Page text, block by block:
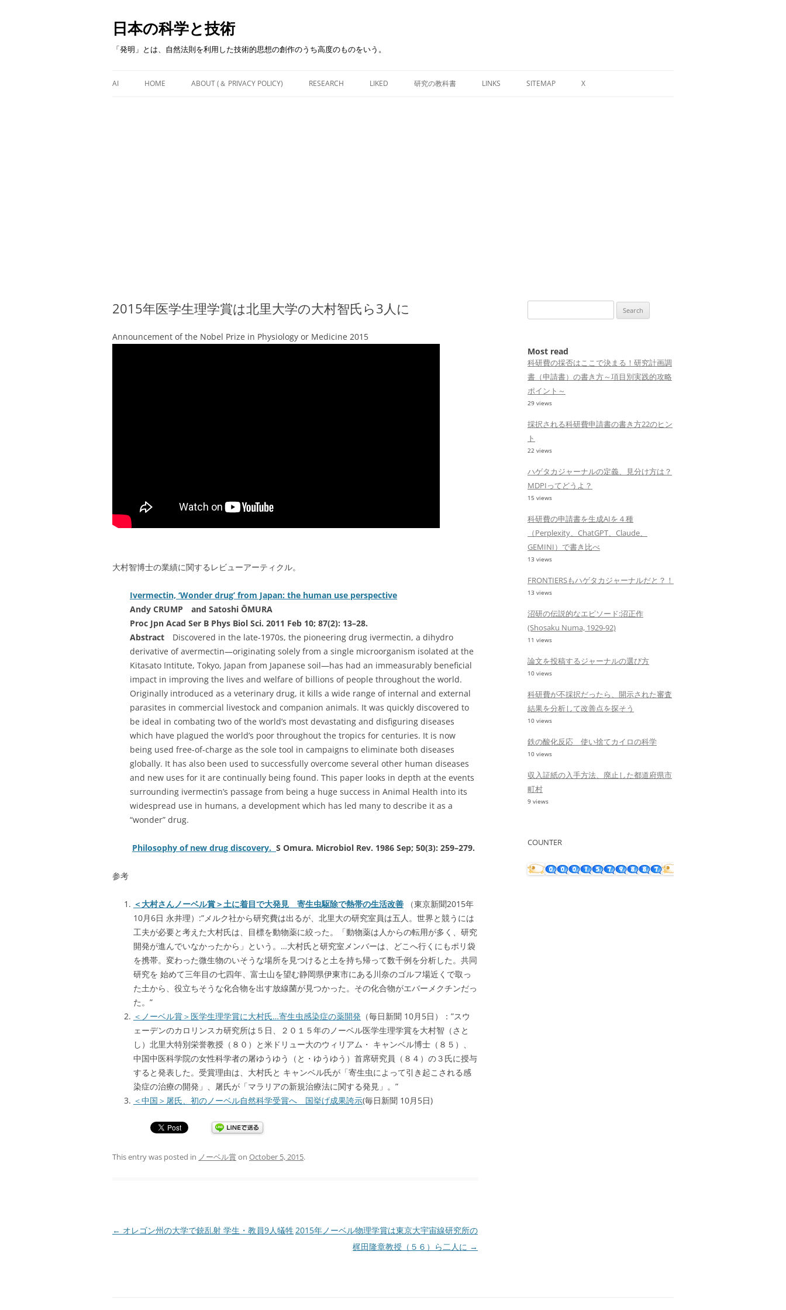
日本の科学と技術
「発明」とは、自然法則を利用した技術的思想の創作のうち高度のものをいう。
content
AI HOME ABOUT (＆ PRIVACY POLICY) RESEARCH LIKED 研究の教科書 LINKS SITEMAP X
2015年医学生理学賞は北里大学の大村智氏ら3人に
Announcement of the Nobel Prize in Physiology or Medicine 2015
大村智博士の業績に関するレビューアーティクル。
Ivermectin, ‘Wonder drug’ from Japan: the human use perspective
Andy CRUMP and Satoshi ŌMURA
Proc Jpn Acad Ser B Phys Biol Sci. 2011 Feb 10; 87(2): 13–28.
Abstract Discovered in the late-1970s, the pioneering drug ivermectin, a dihydro
derivative of avermectin—originating solely from a single microorganism isolated at the
Kitasato Intitute, Tokyo, Japan from Japanese soil—has had an immeasurably beneficial
impact in improving the lives and welfare of billions of people throughout the world.
Originally introduced as a veterinary drug, it kills a wide range of internal and external
parasites in commercial livestock and companion animals. It was quickly discovered to
be ideal in combating two of the world’s most devastating and disfiguring diseases
which have plagued the world’s poor throughout the tropics for centuries. It is now
being used free-of-charge as the sole tool in campaigns to eliminate both diseases
globally. It has also been used to successfully overcome several other human diseases
and new uses for it are continually being found. This paper looks in depth at the events
surrounding ivermectin’s passage from being a huge success in Animal Health into its
widespread use in humans, a development which has led many to describe it as a
“wonder” drug.
Philosophy of new drug discovery. S Omura. Microbiol Rev. 1986 Sep; 50(3): 259–279.
参考
＜大村さんノーベル賞＞土に着目で大発見 寄生虫駆除で熱帯の生活改善 （東京新聞2015年
10月6日 永井理）:”メルク社から研究費は出るが、北里大の研究室員は五人。世界と競うには
工夫が必要と考えた大村氏は、目標を動物薬に絞った。「動物薬は人からの転用が多く、研究
開発が進んでいなかったから」という。…大村氏と研究室メンバーは、どこへ行くにもポリ袋
を携帯。変わった微生物のいそうな場所を見つけると土を持ち帰って数千例を分析した。共同
研究を 始めて三年目の七四年、富士山を望む静岡県伊東市にある川奈のゴルフ場近くで取っ
た土から、役立ちそうな化合物を出す放線菌が見つかった。その化合物がエバーメクチンだっ
た。”
＜ノーベル賞＞医学生理学賞に大村氏…寄生虫感染症の薬開発 （毎日新聞 10月5日）：”スウ
ェーデンのカロリンスカ研究所は５日、２０１５年のノーベル医学生理学賞を大村智（さと
し）北里大特別栄誉教授（８０）と米ドリュー大のウィリアム・ キャンベル博士（８５）、
中国中医科学院の女性科学者の屠ゆうゆう（と・ゆうゆう）首席研究員（８４）の３氏に授与
すると発表した。受賞理由は、大村氏と キャンベル氏が「寄生虫によって引き起こされる感
染症の治療の開発」、屠氏が「マラリアの新規治療法に関する発見」。”
＜中国＞屠氏、初のノーベル自然科学受賞へ 国挙げ成果誇示(毎日新聞 10月5日)
This entry was posted in ノーベル賞on October 5, 2015.
Post
← オレゴン州の大学で銃乱射 学生・教員9人犠牲 2015年ノーベル物理学賞は東京大宇宙線研究所の
梶田隆章教授（５６）ら二人に →
for:
Most read
科研費の採否はここで決まる！研究計画調
書（申請書）の書き方～項目別実践的攻略
ポイント～
29 views
採択される科研費申請書の書き方22のヒン
ト
22 views
ハゲタカジャーナルの定義、見分け方は？
MDPIってどうよ？
15 views
科研費の申請書を生成AIを４種
（Perplexity、ChatGPT、Claude、
GEMINI）で書き比べ
13 views
FRONTIERSもハゲタカジャーナルだと？！
13 views
沼研の伝説的なエピソード:沼正作
(Shosaku Numa, 1929-92)
11 views
論文を投稿するジャーナルの選び方
10 views
科研費が不採択だったら、開示された審査
結果を分析して改善点を探そう
10 views
鉄の酸化反応 使い捨てカイロの科学
10 views
収入証紙の入手方法、廃止した都道府県市
町村
9 views
COUNTER